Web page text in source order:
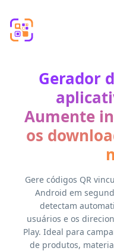
Gerador
Aumente
os
Gere códigos QR
Android em
detectam
usuários e os
Play. Ideal para
de produtos,